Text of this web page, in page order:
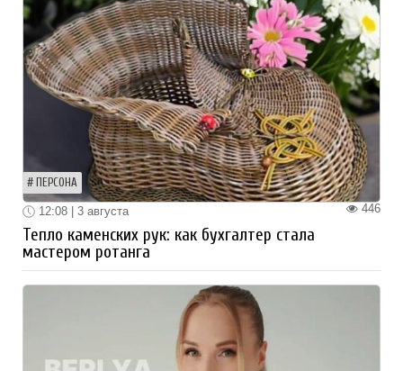
ПЕРСОНА
446
12:08 | 3 августа
Тепло каменских рук: как бухгалтер стала
мастером ротанга